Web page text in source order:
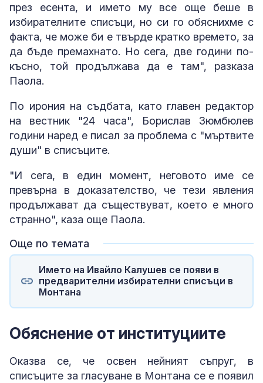
през есента, и името му все още беше в
избирателните списъци, но си го обяснихме с
факта, че може би е твърде кратко времето, за
да бъде премахнато. Но сега, две години по-
късно, той продължава да е там", разказа
Паола.
По ирония на съдбата, като главен редактор
на вестник "24 часа", Борислав Зюмбюлев
години наред е писал за проблема с "мъртвите
души" в списъците.
"И сега, в един момент, неговото име се
превърна в доказателство, че тези явления
продължават да съществуват, което е много
странно", каза още Паола.
Още по темата
Името на Ивайло Калушев се появи в
предварителни избирателни списъци в
Монтана
Обяснение от институциите
Оказва се, че освен нейният съпруг, в
списъците за гласуване в Монтана се е появил